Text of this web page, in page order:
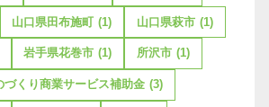
山口県田布施町 (1) 山口県萩市 (1)
岩手県花巻市 (1) 所沢市 (1)
づくり商業サービス補助金 (3)